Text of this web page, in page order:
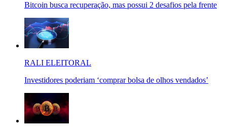
Bitcoin busca recuperação, mas possui 2 desafios pela frente
RALI ELEITORAL
Investidores poderiam ‘comprar bolsa de olhos vendados’